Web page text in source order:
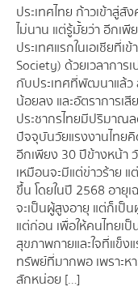
ประเทศไทย ก้าวเข้าสู่
ไม่นาน แต่รู้มั้ยว่า อีกเพี
ประเทศแรกในเอเชียที่
Society) ด้วยเวลาการ
กับประเทศที่พัฒนาแล้ว
น้อยลง และอัตราการเ
ประชากรไทยมีปริมาณ
ปัจจุบันวัยแรงงานไทย
อีกเพียง 30 ปีข้างหน้า
เหมือนจะมีแต่ข่าวร้าย
ขึ้น โดยในปี 2568 อายุ
จะเป็นผู้สูงอายุ แต่ก็เป็
แต่ก่อน เพื่อให้คนไทย
สุขภาพกายและใจที่แข็
ทรัพย์ที่มากพอ เพราะห
สักหน่อย […]